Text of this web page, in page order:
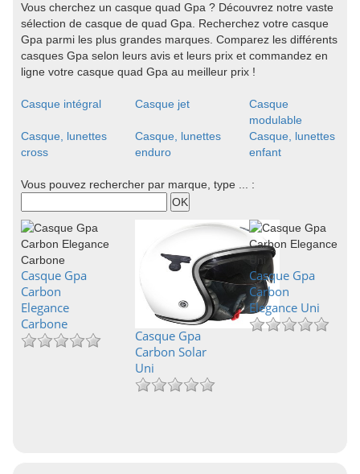
Vous cherchez un casque quad Gpa ? Découvrez notre vaste
sélection de casque de quad Gpa. Recherchez votre casque
Gpa parmi les plus grandes marques. Comparez les différents
casques Gpa selon leurs avis et leurs prix et commandez en
ligne votre casque quad Gpa au meilleur prix !
Casque intégral Casque jet
Casque
modulable
Casque, lunettes
cross
Casque, lunettes
enduro
Casque, lunettes
enfant
Vous pouvez rechercher par marque, type ... :
Casque Gpa
Carbon
Elegance
Carbone
Casque Gpa
Carbon Solar
Uni
Casque Gpa
Carbon
Elegance Uni